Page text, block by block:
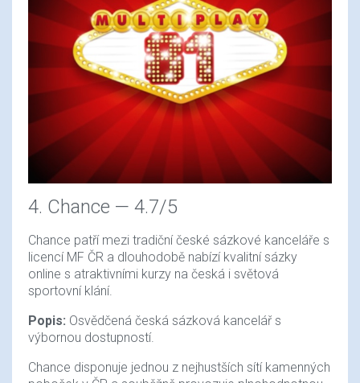
4. Chance — 4.7/5
Chance patří mezi tradiční české sázkové kanceláře s
licencí MF ČR a dlouhodobě nabízí kvalitní sázky
online s atraktivními kurzy na česká i světová
sportovní klání.
Popis: Osvědčená česká sázková kancelář s
výbornou dostupností.
Chance disponuje jednou z nejhustších sítí kamenných